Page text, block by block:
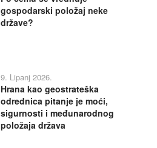
gospodarski položaj neke
države?
9. Lipanj 2026.
Hrana kao geostrateška
odrednica pitanje je moći,
sigurnosti i međunarodnog
položaja država